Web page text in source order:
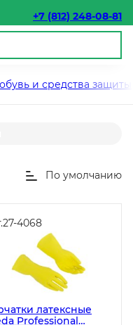
+7 (812) 248-08-81
и средства защиты
По умолчанию
27-4068
латексные
Professional